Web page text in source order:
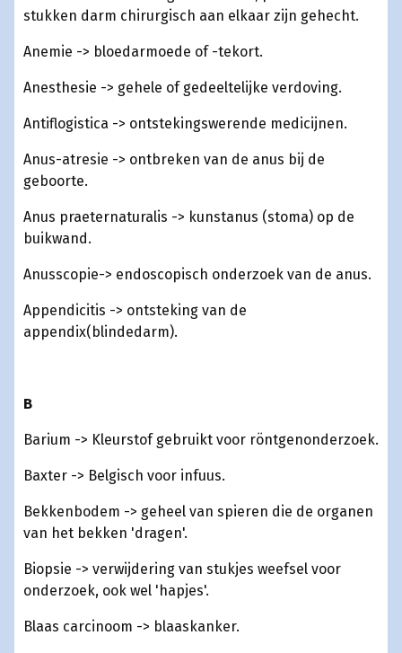
stukken darm chirurgisch aan elkaar zijn gehecht.
Anemie -> bloedarmoede of -tekort.
Anesthesie -> gehele of gedeeltelijke verdoving.
Antiflogistica -> ontstekingswerende medicijnen.
Anus-atresie -> ontbreken van de anus bij de
geboorte.
Anus praeternaturalis -> kunstanus (stoma) op de
buikwand.
Anusscopie-> endoscopisch onderzoek van de anus.
Appendicitis -> ontsteking van de
appendix(blindedarm).
B
Barium -> Kleurstof gebruikt voor röntgenonderzoek.
Baxter -> Belgisch voor infuus.
Bekkenbodem -> geheel van spieren die de organen
van het bekken 'dragen'.
Biopsie -> verwijdering van stukjes weefsel voor
onderzoek, ook wel 'hapjes'.
Blaas carcinoom -> blaaskanker.